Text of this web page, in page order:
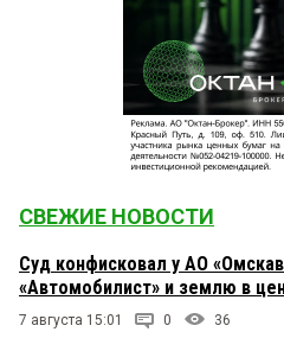
СВЕЖИЕ НОВОСТИ
Суд конфисковал у АО
«Автомобилист» и землю в
7 августа 15:01 0 36